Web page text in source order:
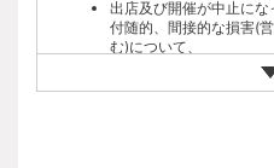
への迷惑行為があった場
場いただきます。
てご連絡いたします。
抽選にて落選した場合、
する方は｢出店抽選に落
出店及び開催が中止にな
付随的、間接的な損害(
む)について、
中止理由がいかなる場
の責任を負い兼ねます